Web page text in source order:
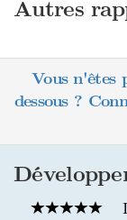
Autres
Vous n'êtes
dessous ?